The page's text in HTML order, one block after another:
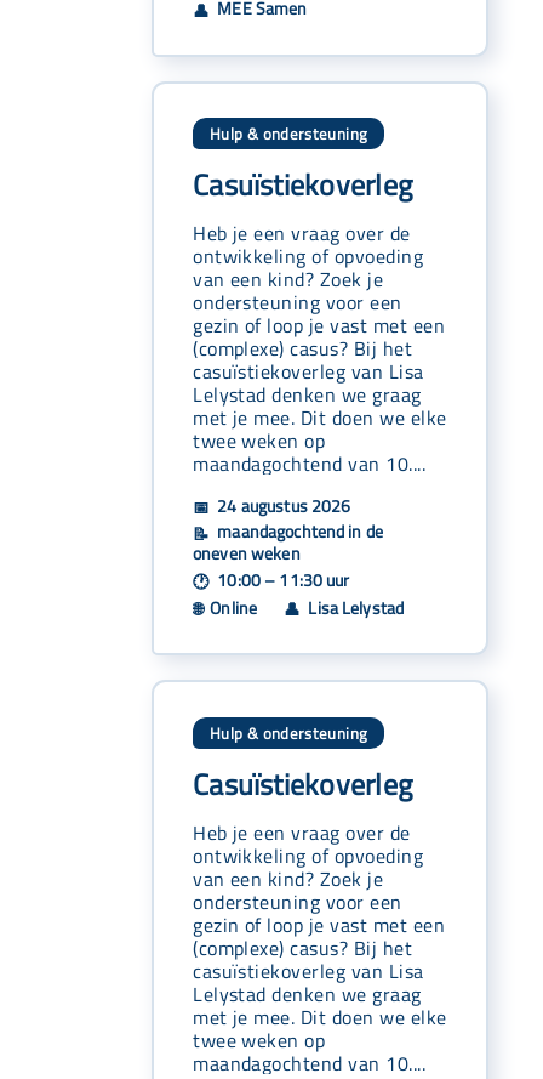
👤 MEE Samen
Hulp & ondersteuning
Casuïstiekoverleg
Heb je een vraag over de
ontwikkeling of opvoeding
van een kind? Zoek je
ondersteuning voor een
gezin of loop je vast met een
(complexe) casus? Bij het
casuïstiekoverleg van Lisa
Lelystad denken we graag
met je mee. Dit doen we elke
twee weken op
maandagochtend van 10....
📅 24 augustus 2026
📝 maandagochtend in de
oneven weken
🕐 10:00 – 11:30 uur
🌐 Online 👤 Lisa Lelystad
Hulp & ondersteuning
Casuïstiekoverleg
Heb je een vraag over de
ontwikkeling of opvoeding
van een kind? Zoek je
ondersteuning voor een
gezin of loop je vast met een
(complexe) casus? Bij het
casuïstiekoverleg van Lisa
Lelystad denken we graag
met je mee. Dit doen we elke
twee weken op
maandagochtend van 10....